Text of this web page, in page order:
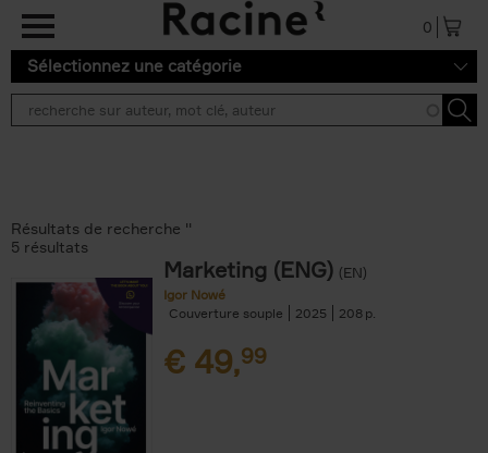
Aller au contenu principal
0
Sélectionnez une catégorie
Résultats de recherche ''
5 résultats
Marketing (ENG) (EN)
Igor Nowé
Couverture souple
2025 208
€ 49,99